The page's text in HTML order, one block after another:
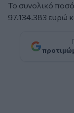
Το συνολικό
97.134.383 ευρώ